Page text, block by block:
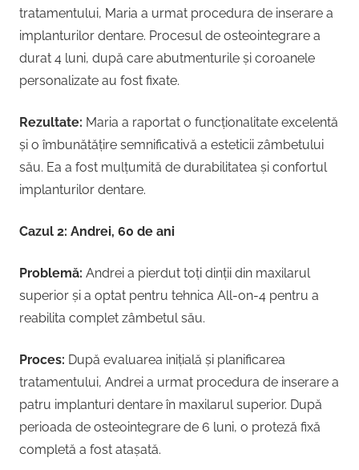
tratamentului, Maria a urmat procedura de inserare a
implanturilor dentare. Procesul de osteointegrare a
durat 4 luni, după care abutmenturile și coroanele
personalizate au fost fixate.
Rezultate: Maria a raportat o funcționalitate excelentă
și o îmbunătățire semnificativă a esteticii zâmbetului
său. Ea a fost mulțumită de durabilitatea și confortul
implanturilor dentare.
Cazul 2: Andrei, 60 de ani
Problemă: Andrei a pierdut toți dinții din maxilarul
superior și a optat pentru tehnica All-on-4 pentru a
reabilita complet zâmbetul său.
Proces: După evaluarea inițială și planificarea
tratamentului, Andrei a urmat procedura de inserare a
patru implanturi dentare în maxilarul superior. După
perioada de osteointegrare de 6 luni, o proteză fixă
completă a fost atașată.